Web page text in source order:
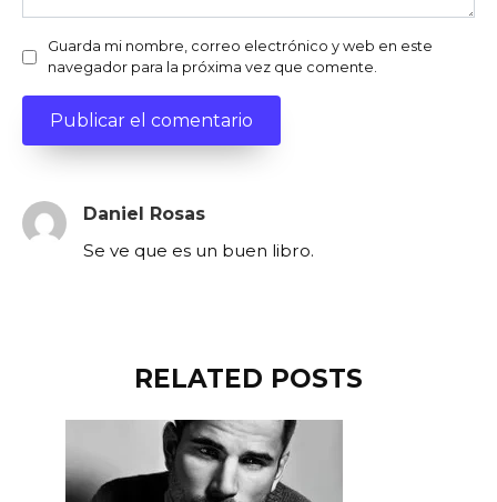
Guarda mi nombre, correo electrónico y web en este
navegador para la próxima vez que comente.
Daniel Rosas
Se ve que es un buen libro.
RELATED POSTS